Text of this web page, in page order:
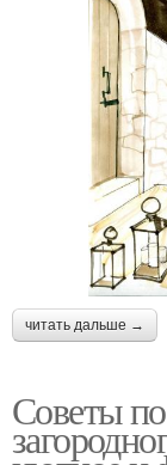
читать дальше →
Советы